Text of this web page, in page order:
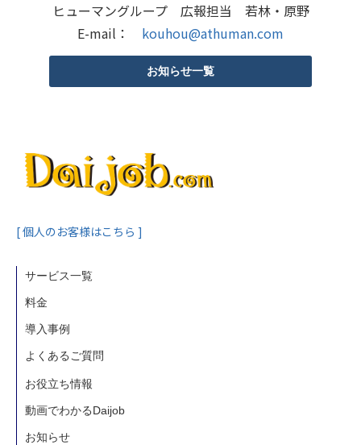
ヒューマングループ 広報担当 若林・原野
E-mail： kouhou@athuman.com
お知らせ一覧
[ 個人のお客様はこちら ]
サービス一覧
料金
導入事例
よくあるご質問
お役立ち情報
動画でわかるDaijob
お知らせ